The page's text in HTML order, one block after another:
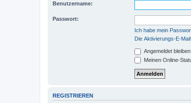
Benutzername:
Passwort:
Ich habe mein
Die Aktivierungs-E-
Angemeldet bleiben
Meinen Online-
REGISTRIEREN